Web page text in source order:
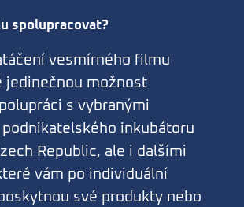
spolupracovat?
vesmírného filmu
jedinečnou možnost
s vybranými
inkubátoru
Republic, ale i dalšími
vám po individuální
své produkty nebo